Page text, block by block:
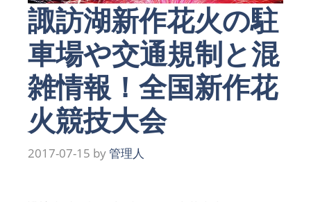
諏訪湖新作花火の駐
車場や交通規制と混
雑情報！全国新作花
火競技大会
2017-07-15 by管理人